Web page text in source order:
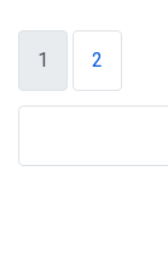
Navegação
por
1 2